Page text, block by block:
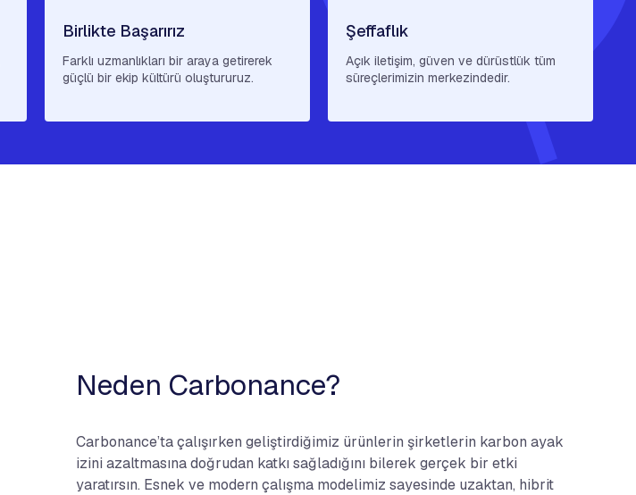
Birlikte Başarırız
Farklı uzmanlıkları bir araya getirerek
güçlü bir ekip kültürü oluştururuz.
Şeffaflık
Açık iletişim, güven ve dürüstlük tüm
süreçlerimizin merkezindedir.
Neden Carbonance?
Carbonance’ta çalışırken geliştirdiğimiz ürünlerin şirketlerin karbon ayak
izini azaltmasına doğrudan katkı sağladığını bilerek gerçek bir etki
yaratırsın. Esnek ve modern çalışma modelimiz sayesinde uzaktan, hibrit